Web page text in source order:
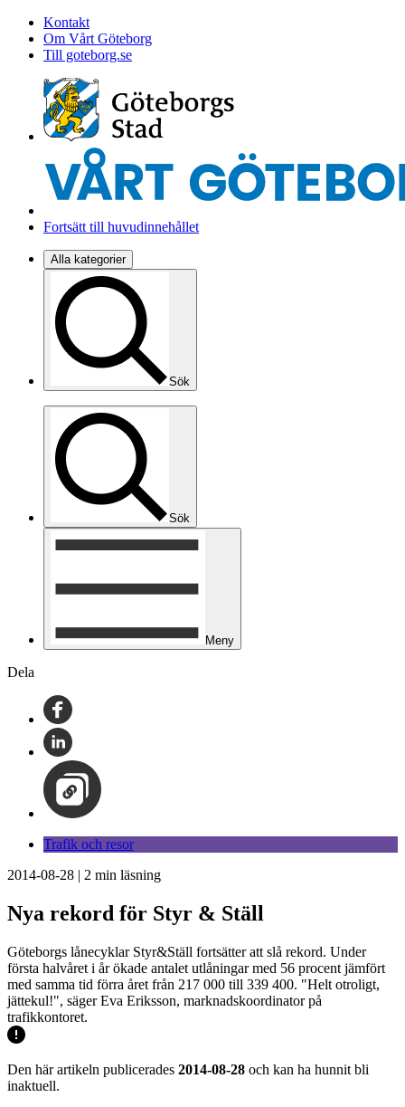
Kontakt
Om Vårt Göteborg
Till goteborg.se
Fortsätt till huvudinnehållet
Alla kategorier
Sök
Sök
Meny
Dela
Trafik och resor
2014-08-28 | 2 min läsning
Nya rekord för Styr & Ställ
Göteborgs lånecyklar Styr&Ställ fortsätter att slå rekord. Under
första halvåret i år ökade antalet utlåningar med 56 procent jämfört
med samma tid förra året från 217 000 till 339 400. "Helt otroligt,
jättekul!", säger Eva Eriksson, marknadskoordinator på
trafikkontoret.
Den här artikeln publicerades 2014-08-28 och kan ha hunnit bli
inaktuell.